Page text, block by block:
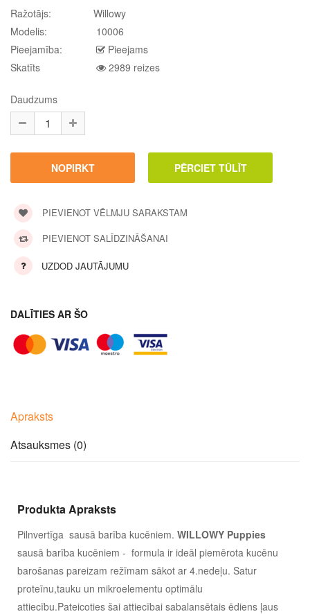
Ražotājs:
Willowy
Modelis:
10006
Pieejamība:
Pieejams
Skatīts
2989 reizes
Daudzums
PIEVIENOT VĒLMJU SARAKSTAM
PIEVIENOT SALĪDZINĀŠANAI
UZDOD JAUTĀJUMU
DALĪTIES AR ŠO
Apraksts
Atsauksmes (0)
Produkta Apraksts
Pilnvertīga sausā barība kucēniem. WILLOWY Puppies
sausā barība kucēniem - formula ir ideāl piemērota kucēnu
barošanas pareizam režīmam sākot ar 4.nedeļu. Satur
proteīnu,tauku un mikroelementu optimālu
attiecību.Pateicoties šai attiecībai sabalansētais ēdiens ļaus